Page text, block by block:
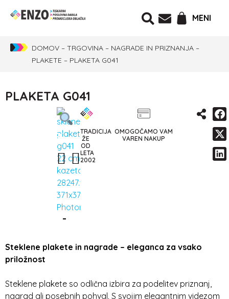
MENI
DOMOV – TRGOVINA – NAGRADE IN PRIZNANJA –
PLAKETE – PLAKETA G041
PLAKETA G041
33%
TRADICIJA
ŽE
OD
LETA
2002
OMOGOČAMO VAM
VAREN NAKUP
Steklene plakete in nagrade – eleganca za vsako
priložnost
Steklene plakete so odlična izbira za podelitev priznanj,
nagrad ali posebnih pohval. S svojim elegantnim videzom